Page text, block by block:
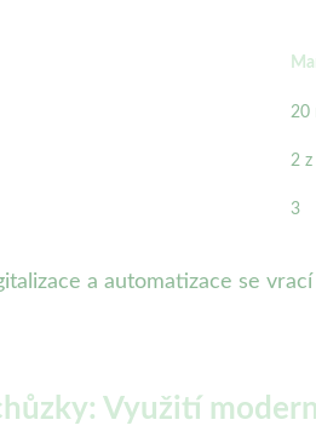
20
2
3
a automatizace se
Využití